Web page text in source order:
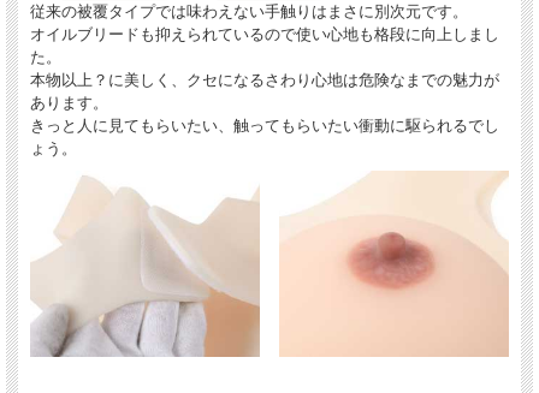
従来の被覆タイプでは味わえない手触りはまさに別次元です。
オイルブリードも抑えられているので使い心地も格段に向上しまし
た。
本物以上？に美しく、クセになるさわり心地は危険なまでの魅力が
あります。
きっと人に見てもらいたい、触ってもらいたい衝動に駆られるでし
ょう。